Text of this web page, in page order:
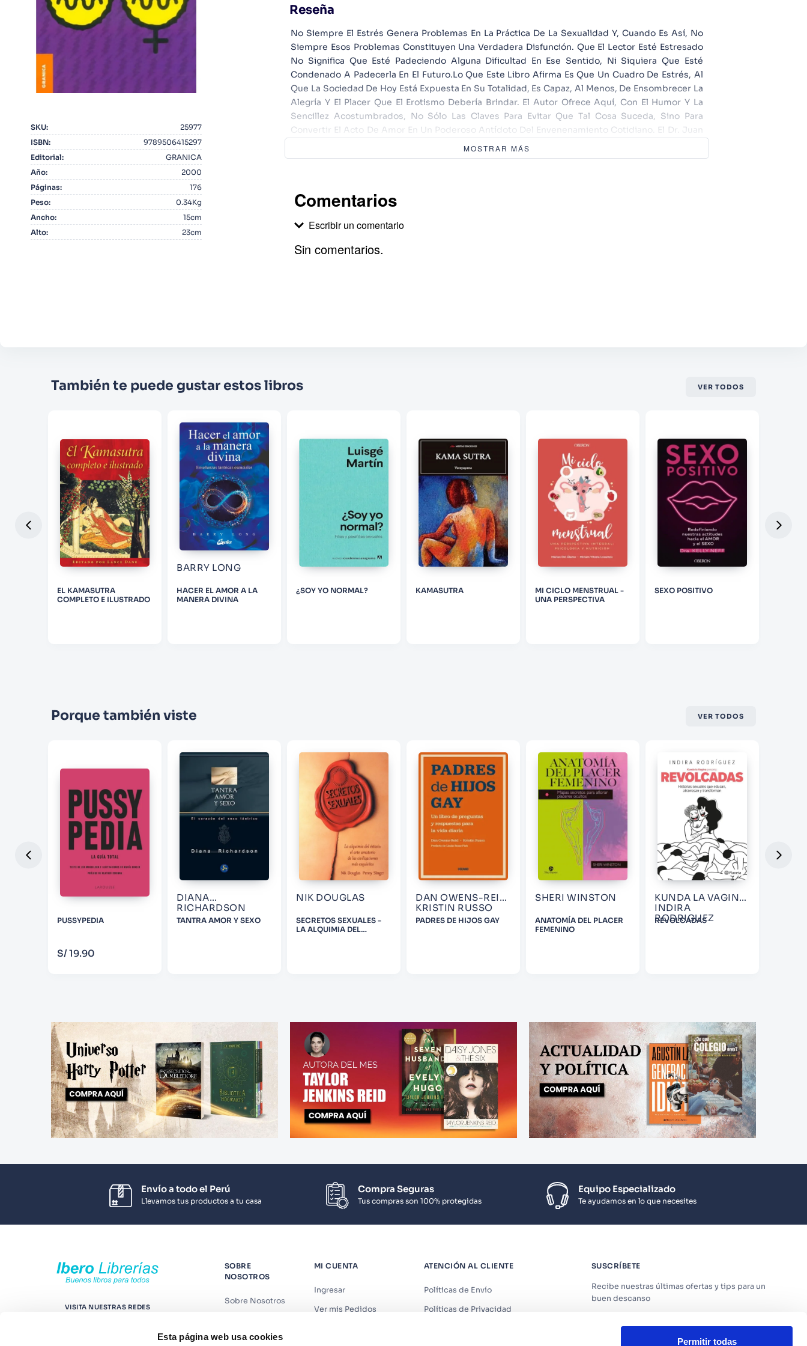
Esta página web usa cookies Permitir todas
SKU:
25977
ISBN:
9789506415297
Editorial:
GRANICA
Año:
2000
Páginas:
176
Peso:
0.34Kg
Ancho:
15cm
Alto: 23cm
Reseña
No Siempre El Estrés Genera Problemas En La Práctica De La Sexualidad Y, Cuando Es Así, No
Siempre Esos Problemas Constituyen Una Verdadera Disfunción. Que El Lector Esté Estresado
No Significa Que Esté Padeciendo Alguna Dificultad En Ese Sentido, Ni Siquiera Que Esté
Condenado A Padecerla En El Futuro.Lo Que Este Libro Afirma Es Que Un Cuadro De Estrés, Al
Que La Sociedad De Hoy Está Expuesta En Su Totalidad, Es Capaz, Al Menos, De Ensombrecer La
Alegría Y El Placer Que El Erotismo Debería Brindar. El Autor Ofrece Aquí, Con El Humor Y La
Sencillez Acostumbrados, No Sólo Las Claves Para Evitar Que Tal Cosa Suceda, Sino Para
Convertir El Acto De Amor En Un Poderoso Antídoto Del Envenenamiento Cotidiano. El Dr. Juan
Carlos Kusnetzoff Es Médico Psiquiatra, Sexólogo Clínico, Docente De La Facultad De Medicina
De La Universidad De Buenos Aires, Consultor De Foros En La Web Y Miembro De Diversas
MOSTRAR MÁS
Comentarios
Escribir un comentario
ENVIAR COMENTARIO
Sin comentarios.
También te puede gustar estos libros VER TODOS
EL KAMASUTRA
COMPLETO E ILUSTRADO
BARRY LONG
HACER EL AMOR A LA
MANERA DIVINA
¿SOY YO NORMAL? KAMASUTRA
MI CICLO MENSTRUAL -
UNA PERSPECTIVA
SEXO POSITIVO
Porque también viste VER TODOS
PUSSYPEDIA
S/19.90
DIANA
RICHARDSON
TANTRA AMOR Y SEXO
NIK DOUGLAS
SECRETOS SEXUALES -
LA ALQUIMIA DEL
DAN OWENS-REID;
KRISTIN RUSSO
PADRES DE HIJOS GAY
SHERI WINSTON
ANATOMÍA DEL PLACER
FEMENINO
KUNDA LA VAGINA;
INDIRA
RODRIGUEZ
REVOLCADAS
Envío a todo el Perú
Llevamos tus productos a tu casa
Compra Seguras
Tus compras son 100% protegidas
Equipo Especializado
Te ayudamos en lo que necesites
VISITA NUESTRAS REDES
SOBRE
NOSOTROS
Sobre Nosotros
Contáctanos
MI CUENTA
Ingresar
Ver mis Pedidos
ATENCIÓN AL CLIENTE
Políticas de Envío
Políticas de Privacidad
SUSCRÍBETE
Recibe nuestras últimas ofertas y tips para un
buen descanso